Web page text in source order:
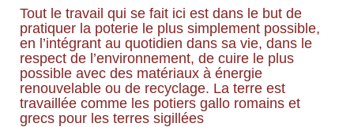
Tout le travail qui se fait ici est dans le but de
pratiquer la poterie le plus simplement possible,
en l’intégrant au quotidien dans sa vie, dans le
respect de l’environnement, de cuire le plus
possible avec des matériaux à énergie
renouvelable ou de recyclage. La terre est
travaillée comme les potiers gallo romains et
grecs pour les terres sigillées